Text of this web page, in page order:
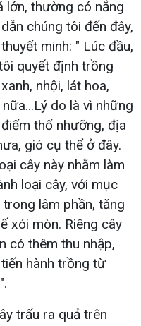
lớn, thường có nắng
chúng tôi đến đây,
minh: " Lúc đầu,
quyết định trồng
nhội, lát hoa,
do là vì những
thổ nhưỡng, địa
gió cụ thể ở đây.
cây này nhằm làm
loại cây, với mục
lâm phần, tăng
xói mòn. Riêng cây
có thêm thu nhập,
hành trồng từ